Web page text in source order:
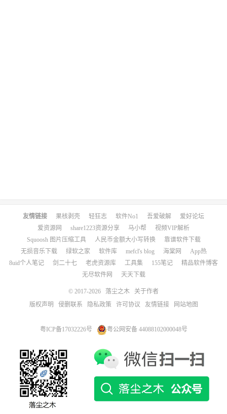
友情链接 果核剥壳 轻狂志 软件No1 吾爱破解
爱好论坛
爱资源网
share1223资源分享 马小帮
视频VIP解析
Squoosh 图片压缩工具
人民币金额大小写转换
靠谱软件下载
无损音乐下载
绿软之家 软件库 mefcl's blog 海棠网
App热
8uid个人笔记
剑二十七 老虎资源库 工具集 155笔记
精品软件博客
无尽软件网
天天下载
© 2017-2026 落尘之木
关于作者
版权声明
侵删联系 隐私政策 许可协议 友情链接 网站地图
粤ICP备17032226号 粤公网安备 44088102000048号